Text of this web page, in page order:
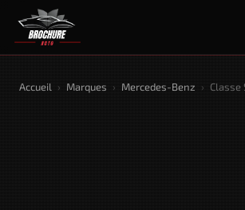
Accueil › Marques › Mercedes-Benz › Classe